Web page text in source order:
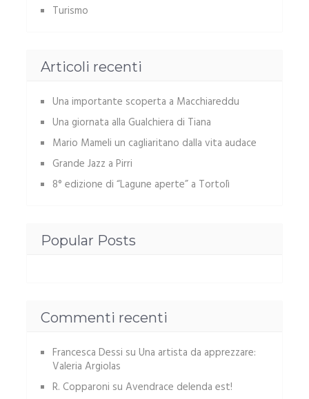
Turismo
Articoli recenti
Una importante scoperta a Macchiareddu
Una giornata alla Gualchiera di Tiana
Mario Mameli un cagliaritano dalla vita audace
Grande Jazz a Pirri
8° edizione di “Lagune aperte” a Tortolì
Popular Posts
Commenti recenti
Francesca Dessi su Una artista da apprezzare:
Valeria Argiolas
R. Copparoni su Avendrace delenda est!